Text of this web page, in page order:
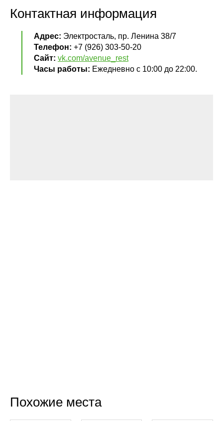
Контактная информация
Адрес: Электросталь, пр. Ленина 38/7
Телефон: +7 (926) 303-50-20
Сайт: vk.com/avenue_rest
Часы работы: Ежедневно с 10:00 до 22:00.
Похожие места